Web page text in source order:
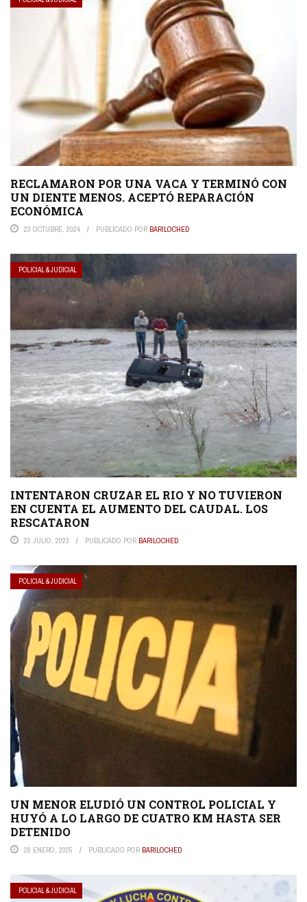
RECLAMARON POR UNA VACA Y TERMINÓ CON
UN DIENTE MENOS. ACEPTÓ REPARACIÓN
ECONÓMICA
23 OCTUBRE, 2024 PUBLICADO POR BARILOCHED
POLICIAL & JUDICIAL
INTENTARON CRUZAR EL RIO Y NO TUVIERON
EN CUENTA EL AUMENTO DEL CAUDAL. LOS
RESCATARON
22 JULIO, 2023 PUBLICADO POR BARILOCHED
POLICIAL & JUDICIAL
UN MENOR ELUDIÓ UN CONTROL POLICIAL Y
HUYÓ A LO LARGO DE CUATRO KM HASTA SER
DETENIDO
28 ENERO, 2025 PUBLICADO POR BARILOCHED
POLICIAL & JUDICIAL